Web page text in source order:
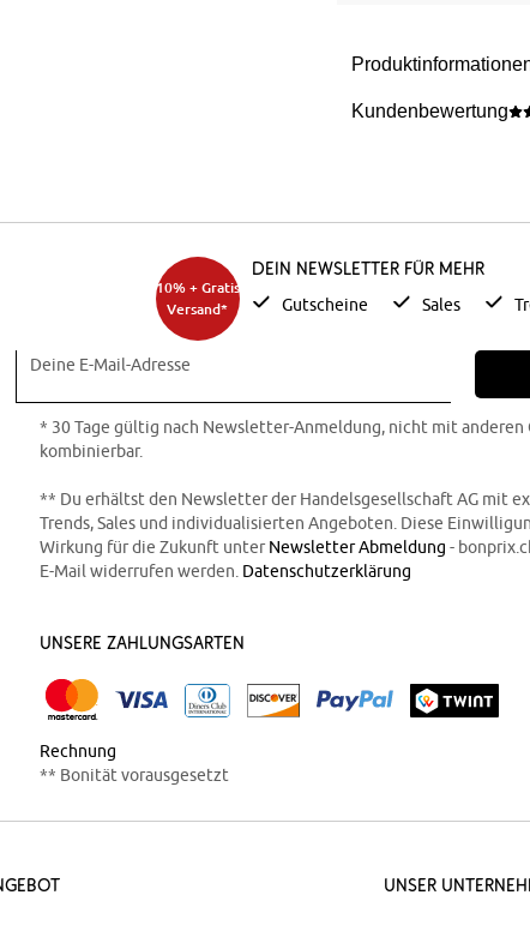
Kundenbewertung
10% + Gratis
Versand*
Dein Newsletter für mehr
Gutscheine Sales
Deine E-Mail-Adresse
* 30 Tage gültig nach Newsletter-Anmeldung, nicht mit anderen
kombinierbar.
** Du erhältst den Newsletter der Handelsgesellschaft AG mit
Trends, Sales und individualisierten Angeboten. Diese
Wirkung für die Zukunft unterNewsletter Abmeldung -
E-Mail widerrufen werden. Datenschutzerklärung
Unsere Zahlungsarten
Rechnung
** Bonität vorausgesetzt
Unser